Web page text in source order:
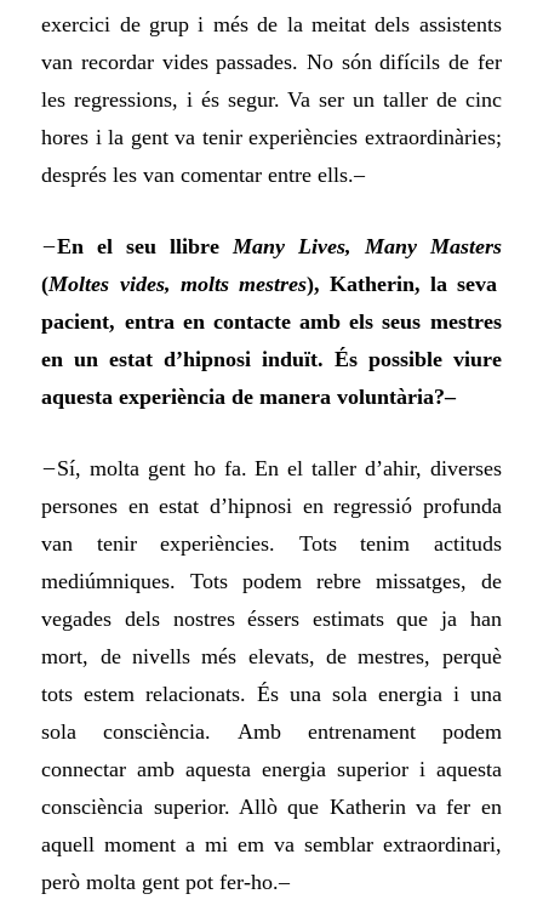
exercici de grup i més de la meitat dels assistents
van recordar vides passades. No són difícils de fer
les regressions, i és segur. Va ser un taller de cinc
hores i la gent va tenir experiències extraordinàries;
després les van comentar entre ells.–
–En el seu llibre Many Lives, Many Masters
(Moltes vides, molts mestres), Katherin, la seva
pacient, entra en contacte amb els seus mestres
en un estat d’hipnosi induït. És possible viure
aquesta experiència de manera voluntària?–
–Sí, molta gent ho fa. En el taller d’ahir, diverses
persones en estat d’hipnosi en regressió profunda
van tenir experiències. Tots tenim actituds
mediúmniques. Tots podem rebre missatges, de
vegades dels nostres éssers estimats que ja han
mort, de nivells més elevats, de mestres, perquè
tots estem relacionats. És una sola energia i una
sola consciència. Amb entrenament podem
connectar amb aquesta energia superior i aquesta
consciència superior. Allò que Katherin va fer en
aquell moment a mi em va semblar extraordinari,
però molta gent pot fer-ho.–